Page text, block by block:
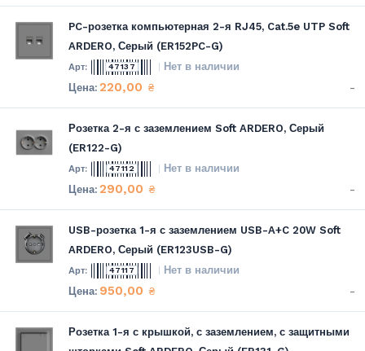
PC-розетка компьютерная 2-я RJ45, Cat.5e UTP Soft
ARDERO, Серый (ER152PC-G)
47137 Нет в наличии
220,00 ₴ -
Розетка 2-я с заземлением Soft ARDERO, Серый
(ER122-G)
47112 Нет в наличии
290,00 ₴ -
USB-розетка 1-я с заземлением USB-A+C 20W Soft
ARDERO, Серый (ER123USB-G)
47117 Нет в наличии
950,00 ₴ -
Розетка 1-я с крышкой, с заземлением, с защитными